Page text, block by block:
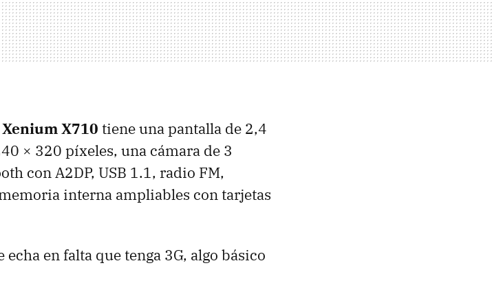
X710 tiene una pantalla de 2,4
× 320 píxeles, una cámara de 3
con A2DP, USB 1.1, radio FM,
interna ampliables con tarjetas
en falta que tenga 3G, algo básico